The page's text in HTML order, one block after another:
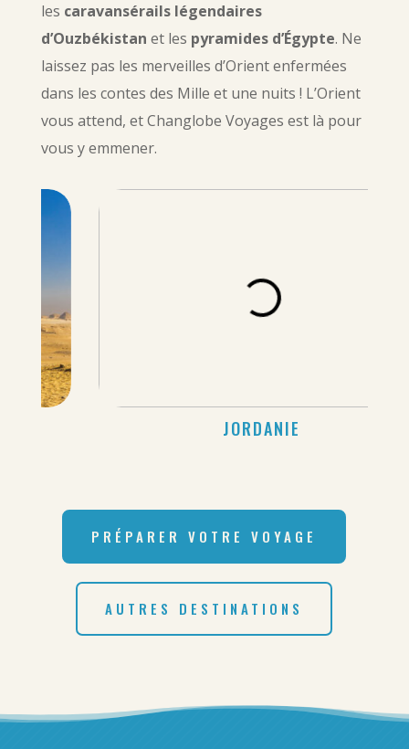
les caravansérails légendaires
d’Ouzbékistan et les pyramides d’Égypte. Ne
laissez pas les merveilles d’Orient enfermées
dans les contes des Mille et une nuits ! L’Orient
vous attend, et Changlobe Voyages est là pour
vous y emmener.
JORDANIE
PRÉPARER VOTRE VOYAGE
AUTRES DESTINATIONS